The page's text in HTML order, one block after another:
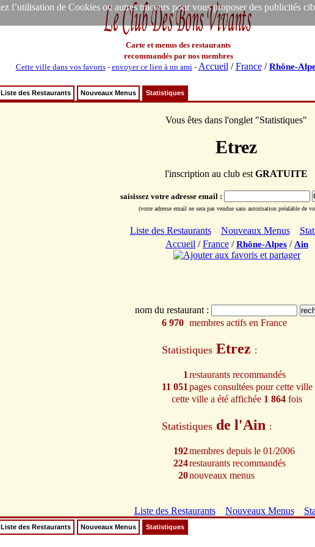
l’utilisation de Cookies ou autres traceurs pour vous proposer des publicités
Carte et menus des restaurants
recommandés par nos membres
Cette ville dans vos favoris- envoyer ce lien à un ami- Accueil /France/Rhône-
Liste des Restaurants Nouveaux Menus Statistiques
Vous êtes dans l'onglet "Statistiques"
Etrez
l'inscription au club est GRATUITE
saisissez votre adresse email :
(votre adresse email ne sera pas vendue sans autorisation préalable de
Liste des Restaurants Nouveaux Menus
Accueil /France /Rhône-Alpes / Ain
nom du restaurant :
6 970 membres actifs en France
Statistiques Etrez :
1 restaurants recommandés
11 051 pages consultées pour cette ville
cette ville a été affichée 1 864 fois
Statistiques de l'Ain :
192membres depuis le 01/2006
224restaurants recommandés
20nouveaux menus
Liste des Restaurants Nouveaux Menus
Liste des Restaurants Nouveaux Menus Statistiques